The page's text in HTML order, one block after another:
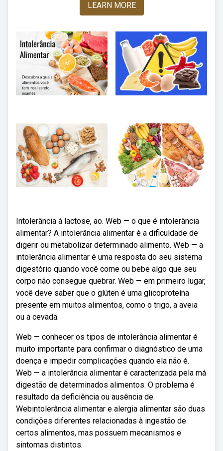
LEARN MORE
Intolerância à lactose, ao. Web — o que é intolerância
alimentar? A intolerância alimentar é a dificuldade de
digerir ou metabolizar determinado alimento. Web — a
intolerância alimentar é uma resposta do seu sistema
digestório quando você come ou bebe algo que seu
corpo não consegue quebrar. Web — em primeiro lugar,
você deve saber que o glúten é uma glicoproteína
presente em muitos alimentos, como o trigo, a aveia
ou a cevada.
Web — conhecer os tipos de intolerância alimentar é
muito importante para confirmar o diagnóstico de uma
doença e impedir complicações quando ela não é.
Web — a intolerância alimentar é caracterizada pela má
digestão de determinados alimentos. O problema é
resultado da deficiência ou ausência de.
Webintolerância alimentar e alergia alimentar são duas
condições diferentes relacionadas à ingestão de
certos alimentos, mas possuem mecanismos e
sintomas distintos.